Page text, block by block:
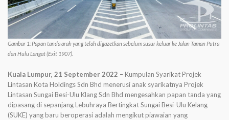
Gambar 1: Papan tanda arah yang telah digazetkan sebelum susur keluar ke Jalan Taman Putra
dan Hulu Langat (Exit 1907).
Kuala Lumpur, 21 September 2022 – Kumpulan Syarikat Projek
Lintasan Kota Holdings Sdn Bhd menerusi anak syarikatnya Projek
Lintasan Sungai Besi-Ulu Klang Sdn Bhd mengesahkan papan tanda yang
dipasang di sepanjang Lebuhraya Bertingkat Sungai Besi-Ulu Kelang
(SUKE) yang baru beroperasi adalah mengikut piawaian yang